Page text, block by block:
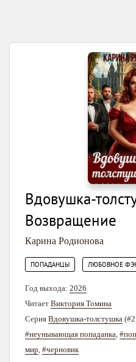
Вдовушка-
Возвращение
Карина Родионова
ПОПАДАНЦЫ ЛЮБОВНОЕ
Год выхода: 2026
Читает Виктория Томина
Серия Вдовушка-толстушка
#неунывающая попаданка
мир #черновик